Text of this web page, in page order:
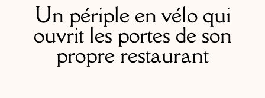
Un périple en vélo qui
ouvrit les portes de son
propre restaurant